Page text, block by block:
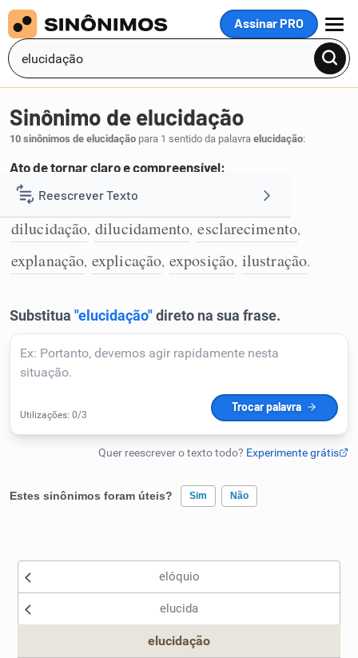
Assinar PRO
MENU
Reescrever Texto
Resumir Texto
Detector de IA
Humanizador de IA
Sinônimo de elucidação
10 sinônimos de elucidação para 1 sentido da palavra elucidação:
Ato de tornar claro e compreensível:
1 aclaração,delucidação deslindamento
dilucidação, dilucidamento, esclarecimento,
explanação, explicação, exposição, ilustração.
Estes sinônimos foram úteis? Sim Não
Nenhum dos sinônimos apresentados me ajudou
elóquio
elucida
elucidação